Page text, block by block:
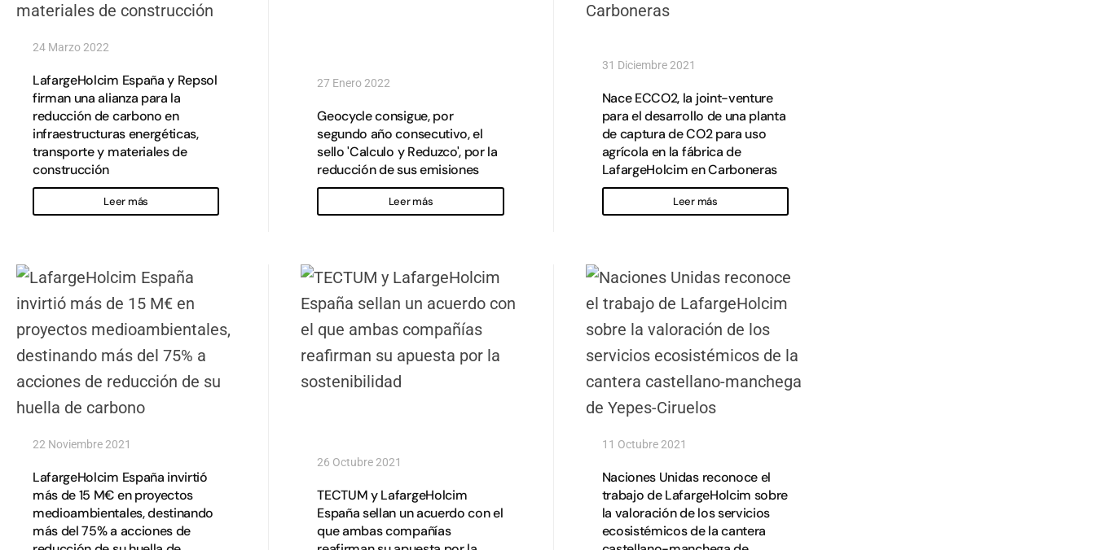
24 Marzo 2022
LafargeHolcim España y Repsol
firman una alianza para la
reducción de carbono en
infraestructuras energéticas,
transporte y materiales de
construcción
Leer más
27 Enero 2022
Geocycle consigue, por
segundo año consecutivo, el
sello 'Calculo y Reduzco', por la
reducción de sus emisiones
Leer más
31 Diciembre 2021
Nace ECCO2, la joint-venture
para el desarrollo de una planta
de captura de CO2 para uso
agrícola en la fábrica de
LafargeHolcim en Carboneras
Leer más
22 Noviembre 2021
LafargeHolcim España invirtió
más de 15 M€ en proyectos
medioambientales, destinando
más del 75% a acciones de
26 Octubre 2021
TECTUM y LafargeHolcim
España sellan un acuerdo con el
que ambas compañías
11 Octubre 2021
Naciones Unidas reconoce el
trabajo de LafargeHolcim sobre
la valoración de los servicios
ecosistémicos de la cantera